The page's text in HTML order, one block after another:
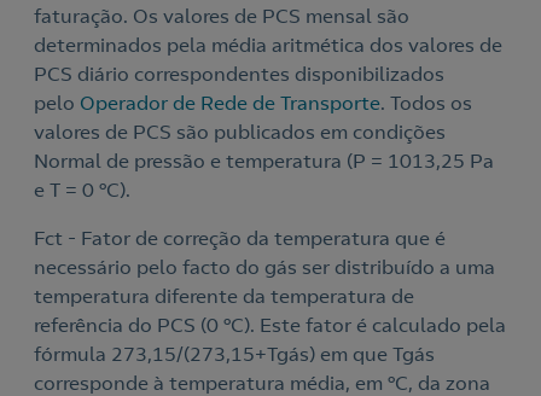
Contacte-nos para novas contratações
o
Nós ligamos!
Acepto la política de protección de datos.
Contacte-nos
faturação. Os valores de PCS mensal são
determinados pela média aritmética dos valores de
PCS diário correspondentes disponibilizados
pelo Operador de Rede de Transporte. Todos os
valores de PCS são publicados em condições
Normal de pressão e temperatura (P = 1013,25 Pa
e T = 0 ºC).
Fct - Fator de correção da temperatura que é
necessário pelo facto do gás ser distribuído a uma
temperatura diferente da temperatura de
referência do PCS (0 ºC). Este fator é calculado pela
fórmula 273,15/(273,15+Tgás) em que Tgás
corresponde à temperatura média, em ºC, da zona